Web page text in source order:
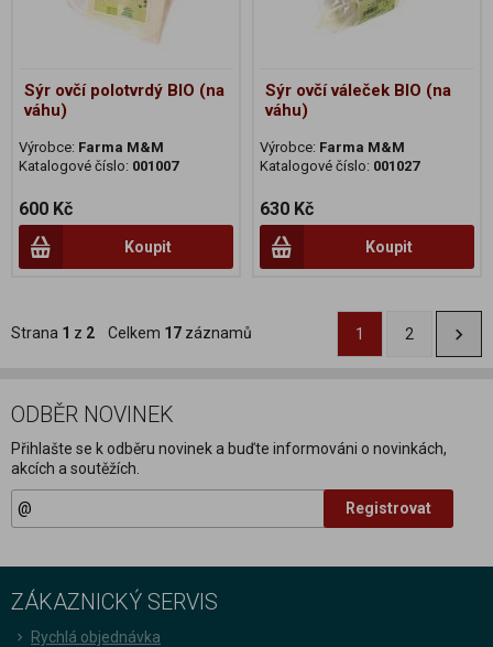
Sýr ovčí polotvrdý BIO (na
váhu)
Výrobce: Farma M&M
Katalogové číslo: 001007
600 Kč
Koupit
Sýr ovčí váleček BIO (na
váhu)
Výrobce: Farma M&M
Katalogové číslo: 001027
630 Kč
Koupit
Strana 1 z 2 Celkem 17 záznamů 1 2
ODBĚR NOVINEK
Přihlašte se k odběru novinek a buďte informováni o novinkách,
akcích a soutěžích.
Registrovat
ZÁKAZNICKÝ SERVIS
Rychlá objednávka